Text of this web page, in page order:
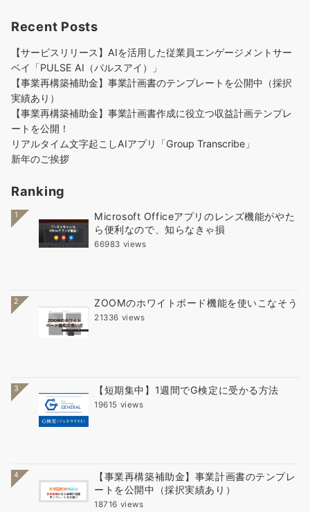
Recent Posts
【サービスリリース】AIを活用した従業員エンゲージメントサー
ベイ「PULSE AI（パルスアイ）」
【事業再構築補助金】事業計画書のテンプレートを公開中（採択
実績あり）
【事業再構築補助金】事業計画書作成に役立つ収益計画テンプレ
ートを公開！
リアルタイム文字起こしAIアプリ「Group Transcribe」
新年のご挨拶
Ranking
1
Microsoft Officeアプリのレンズ機能がやた
ら便利なので、知らなきゃ損
66983 views
2 ZOOMのホワイトボード機能を使いこなそう
21336 views
3 【短期集中】1週間でG検定に受かる方法
19615 views
4
【事業再構築補助金】事業計画書のテンプレ
ートを公開中（採択実績あり）
18716 views